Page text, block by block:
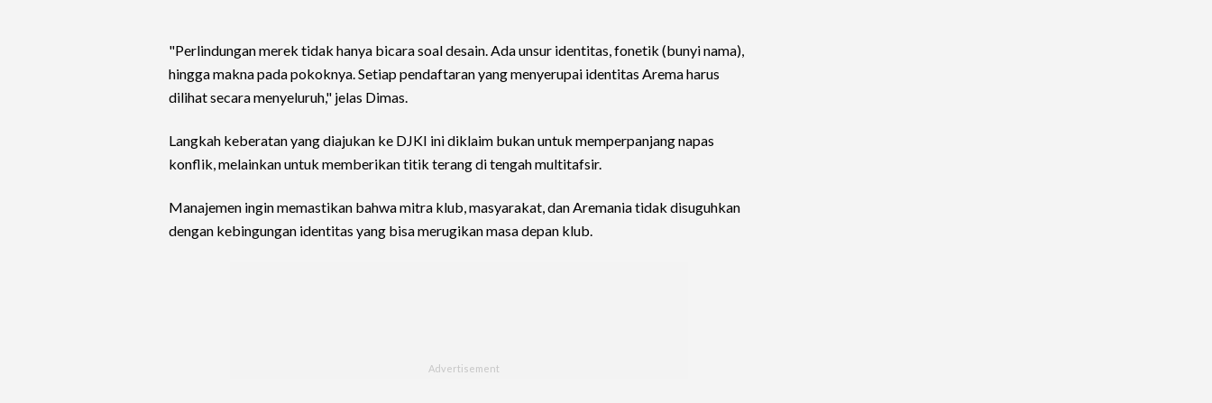
"Perlindungan merek tidak hanya bicara soal desain. Ada unsur identitas, fonetik (bunyi nama),
hingga makna pada pokoknya. Setiap pendaftaran yang menyerupai identitas Arema harus
dilihat secara menyeluruh," jelas Dimas.
Langkah keberatan yang diajukan ke DJKI ini diklaim bukan untuk memperpanjang napas
konflik, melainkan untuk memberikan titik terang di tengah multitafsir.
Manajemen ingin memastikan bahwa mitra klub, masyarakat, dan Aremania tidak disuguhkan
dengan kebingungan identitas yang bisa merugikan masa depan klub.